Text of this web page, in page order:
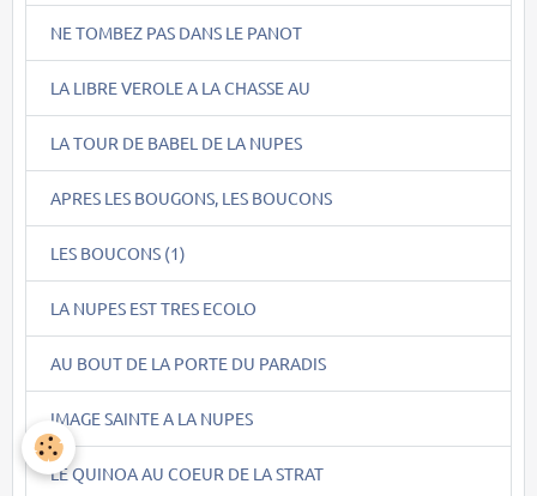
NE TOMBEZ PAS DANS LE PANOT
LA LIBRE VEROLE A LA CHASSE AU
LA TOUR DE BABEL DE LA NUPES
APRES LES BOUGONS, LES BOUCONS
LES BOUCONS (1)
LA NUPES EST TRES ECOLO
AU BOUT DE LA PORTE DU PARADIS
IMAGE SAINTE A LA NUPES
LE QUINOA AU COEUR DE LA STRAT